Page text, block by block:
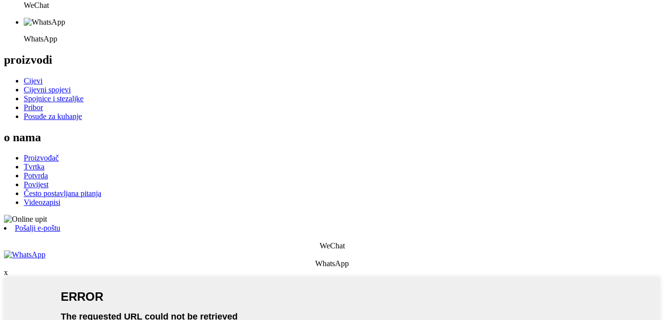
WeChat
WhatsApp
proizvodi
Cijevi
Cijevni spojevi
Spojnice i stezaljke
Pribor
Posuđe za kuhanje
o nama
Proizvođač
Tvrtka
Potvrda
Povijest
Često postavljana pitanja
Videozapisi
Pošalji e-poštu
WeChat
WhatsApp
x